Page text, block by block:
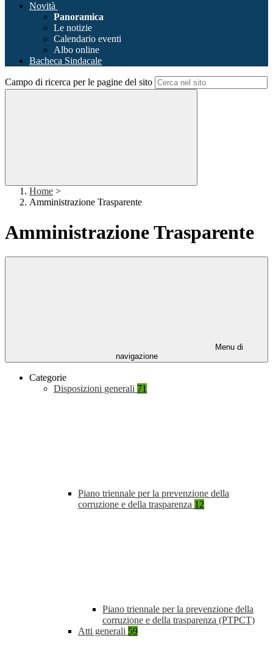
Novità
Panoramica
Le notizie
Calendario eventi
Albo online
Bacheca Sindacale
Campo di ricerca per le pagine del sito
Home >
Amministrazione Trasparente
Amministrazione Trasparente
Menu di
navigazione
Categorie
Disposizioni generali 71
Piano triennale per la prevenzione della
corruzione e della trasparenza 12
Piano triennale per la prevenzione della
corruzione e della trasparenza (PTPCT)
Atti generali 59